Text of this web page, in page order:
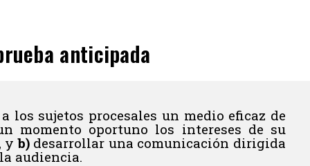
anticipada
sujetos procesales un medio eficaz de
momento oportuno los intereses de su
yb)desarrollar una comunicación dirigida
audiencia.